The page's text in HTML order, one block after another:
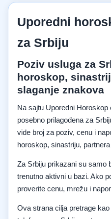
Uporedni
za Srbiju
Poziv usluga za
horoskop,
slaganje znakova
Na sajtu Uporedni
posebno prilagođena za
vide broj za poziv, cenu i
horoskop, sinastriju,
Za Srbiju prikazani su samo
trenutno aktivni u bazi. Ako
proverite cenu, mrežu i
Ova strana cilja pretrage